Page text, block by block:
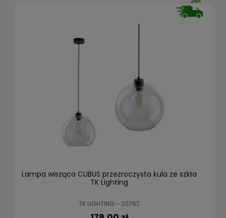
Lampa wisząca CUBUS przezroczysta kula ze szkła
TK Lighting
TK LIGHTING - 2076T